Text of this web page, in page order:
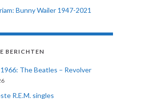
Bunny Wailer 1947-2021
BERICHTEN
1966: The Beatles – Revolver
R.E.M. singles